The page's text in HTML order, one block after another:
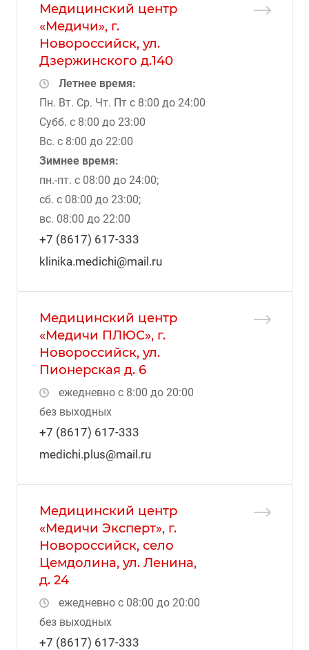
Медицинский центр
«Медичи», г.
Новороссийск, ул.
Дзержинского д.140
Летнее время:
Пн. Вт. Ср. Чт. Пт с 8:00 до 24:00
Субб. с 8:00 до 23:00
Вс. с 8:00 до 22:00
Зимнее время:
пн.-пт. с 08:00 до 24:00;
сб. с 08:00 до 23:00;
вс. 08:00 до 22:00
+7 (8617) 617-333
klinika.medichi@mail.ru
Медицинский центр
«Медичи ПЛЮС», г.
Новороссийск, ул.
Пионерская д. 6
ежедневно с 8:00 до 20:00
без выходных
+7 (8617) 617-333
medichi.plus@mail.ru
Медицинский центр
«Медичи Эксперт», г.
Новороссийск, село
Цемдолина, ул. Ленина,
д. 24
ежедневно с 08:00 до 20:00
без выходных
+7 (8617) 617-333